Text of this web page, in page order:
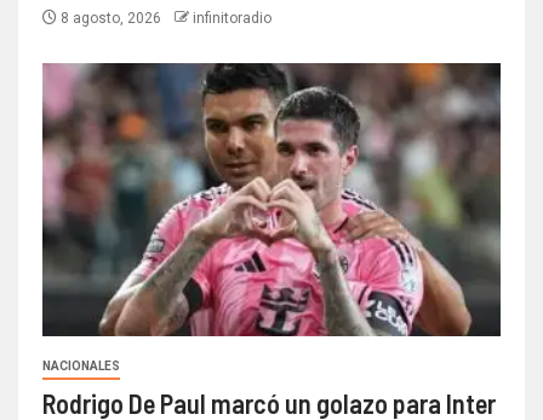
8 agosto, 2026 infinitoradio
NACIONALES
Rodrigo De Paul marcó un golazo para Inter